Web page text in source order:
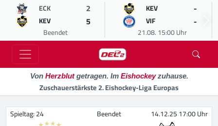
ECK 2
KEV 5
Beendet
KEV -
VIF -
21.08. 15:00 Uhr
Von Herzblutgetragen. Im Eishockeyzuhause.
Zuschauerstärkste 2. Eishockey-Liga Europas
Spieltag: 24 Beendet 14.12.25 17:00 Uhr